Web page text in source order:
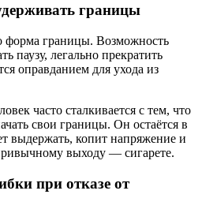
границы
границы. Возможность
паузу, легально прекратить
оправданием для ухода из
часто сталкивается с тем, что
свои границы. Он остаётся в
выдержать, копит напряжение и
выходу — сигарете.
при отказе от